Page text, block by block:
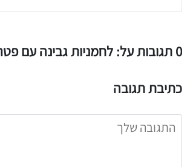
0 תגובות על: לחמניות גבינה עם פטריות ובצל
כתיבת תגובה